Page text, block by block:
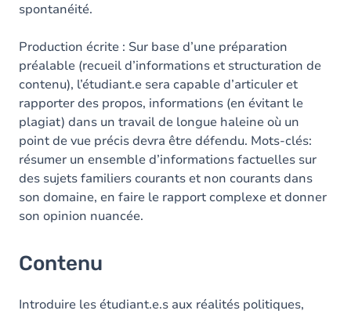
spontanéité.
Production écrite : Sur base d’une préparation
préalable (recueil d’informations et structuration de
contenu), l’étudiant.e sera capable d’articuler et
rapporter des propos, informations (en évitant le
plagiat) dans un travail de longue haleine où un
point de vue précis devra être défendu. Mots-clés:
résumer un ensemble d’informations factuelles sur
des sujets familiers courants et non courants dans
son domaine, en faire le rapport complexe et donner
son opinion nuancée.
Contenu
Introduire les étudiant.e.s aux réalités politiques,